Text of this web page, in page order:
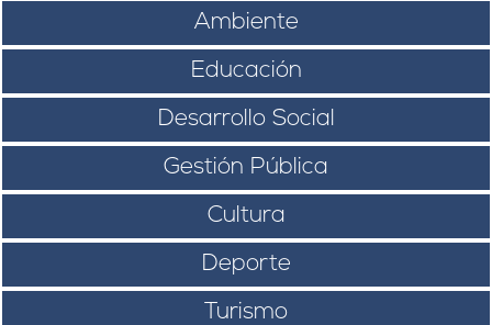
Ambiente
Educación
Desarrollo Social
Gestión Pública
Cultura
Deporte
Turismo